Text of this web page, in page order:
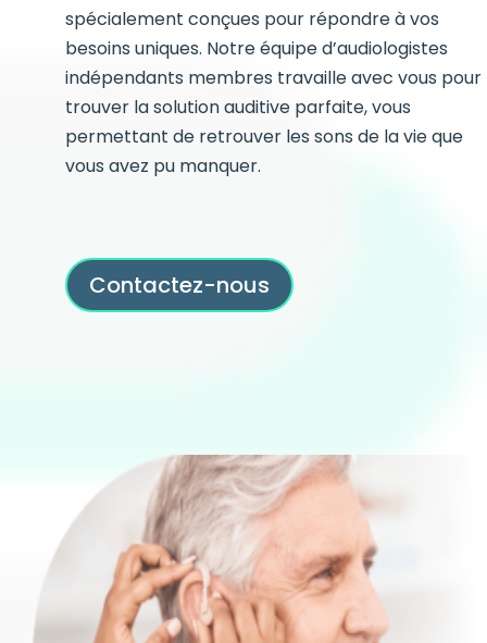
spécialement conçues pour répondre à vos
besoins uniques. Notre équipe d’audiologistes
indépendants membres travaille avec vous pour
trouver la solution auditive parfaite, vous
permettant de retrouver les sons de la vie que
vous avez pu manquer.
Contactez-nous